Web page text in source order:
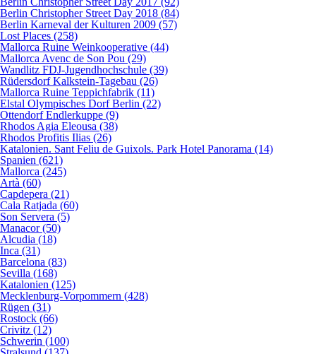
Berlin Christopher Street Day 2018 (84)
Berlin Karneval der Kulturen 2009 (57)
Lost Places (258)
Mallorca Ruine Weinkooperative (44)
Mallorca Avenc de Son Pou (29)
Wandlitz FDJ-Jugendhochschule (39)
Rüdersdorf Kalkstein-Tagebau (26)
Mallorca Ruine Teppichfabrik (11)
Elstal Olympisches Dorf Berlin (22)
Ottendorf Endlerkuppe (9)
Rhodos Agia Eleousa (38)
Rhodos Profitis Ilias (26)
Katalonien. Sant Feliu de Guixols. Park Hotel Panorama (14)
Spanien (621)
Mallorca (245)
Artà (60)
Capdepera (21)
Cala Ratjada (60)
Son Servera (5)
Manacor (50)
Alcudia (18)
Inca (31)
Barcelona (83)
Sevilla (168)
Katalonien (125)
Mecklenburg-Vorpommern (428)
Rügen (31)
Rostock (66)
Crivitz (12)
Schwerin (100)